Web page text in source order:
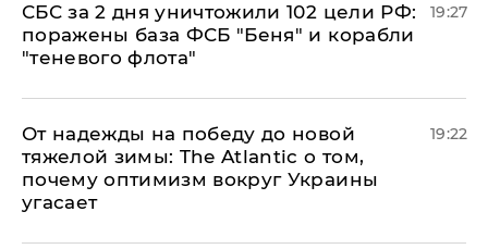
СБС за 2 дня уничтожили 102 цели РФ:
поражены база ФСБ "Беня" и корабли
"теневого флота"
19:27
От надежды на победу до новой
тяжелой зимы: The Atlantic о том,
почему оптимизм вокруг Украины
угасает
19:22